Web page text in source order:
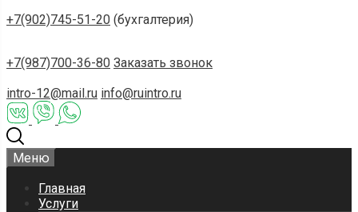
+7(902)745-51-20 (бухгалтерия)
+7(987)700-36-80 Заказать звонок
intro-12@mail.ru info@ruintro.ru
Меню
Главная
Услуги